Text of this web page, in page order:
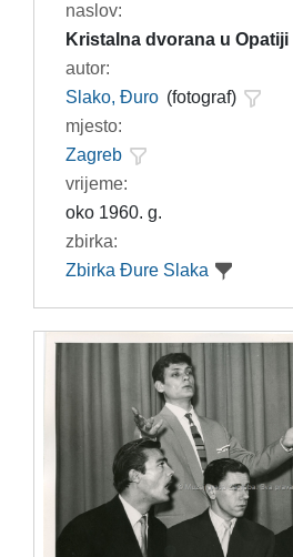
naslov:
Kristalna dvorana u Opatiji
autor:
Slako, Đuro (fotograf)
mjesto:
Zagreb
vrijeme:
oko 1960. g.
zbirka:
Zbirka Đure Slaka